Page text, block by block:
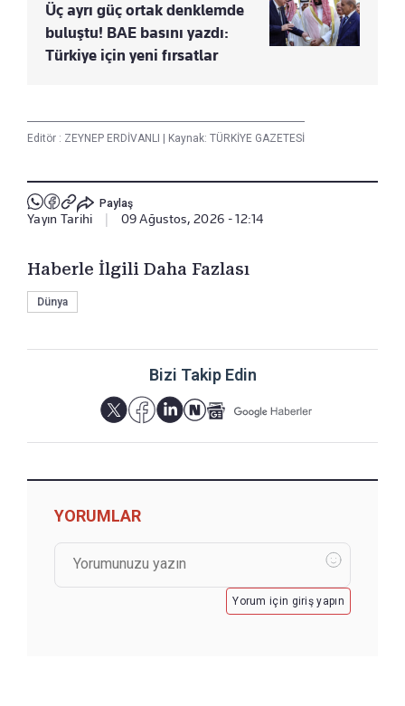
Üç ayrı güç ortak denklemde
buluştu! BAE basını yazdı:
Türkiye için yeni fırsatlar
Editör : ZEYNEP ERDİVANLI Kaynak: TÜRKİYE GAZETESİ
Paylaş
Yayın Tarihi 09 Ağustos, 2026 - 12:14
Haberle İlgili Daha Fazlası
Dünya
Bizi Takip Edin
YORUMLAR
Yorum için giriş yapın